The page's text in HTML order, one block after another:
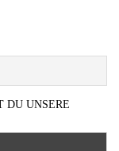
DU UNSERE